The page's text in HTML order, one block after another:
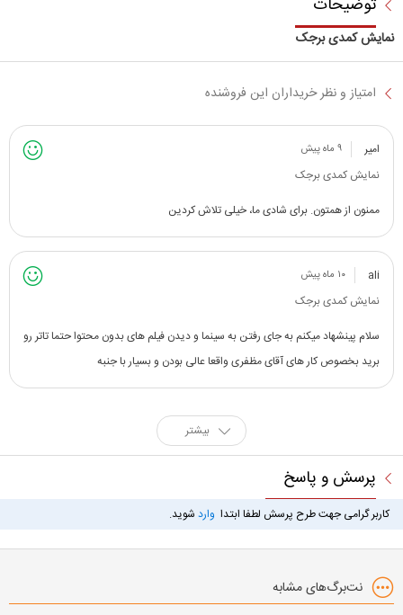
توضیحات
نمایش کمدی برجک
امتیاز و نظر خریداران این فروشنده
امیر ۹ ماه پیش
نمایش کمدی برجک
ممنون از همتون. برای شادی ما، خیلی تلاش کردین
ali ۱۰ ماه پیش
نمایش کمدی برجک
سلام پینشهاد میکنم به جای رفتن به سینما و دیدن فیلم های بدون محتوا حتما تاتر رو
برید بخصوص کار های آقای مظفری واقعا عالی بودن و بسیار با جنبه
بیشتر
پرسش و پاسخ
کاربر گرامی جهت طرح پرسش لطفا ابتدا وارد شوید.
نت‌برگ‌های مشابه